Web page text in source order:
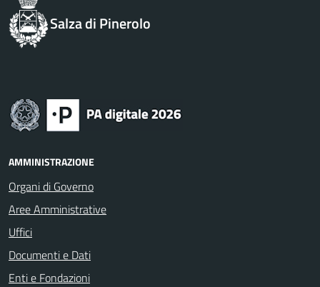
Salza di Pinerolo
AMMINISTRAZIONE
Organi di Governo
Aree Amministrative
Uffici
Documenti e Dati
Enti e Fondazioni